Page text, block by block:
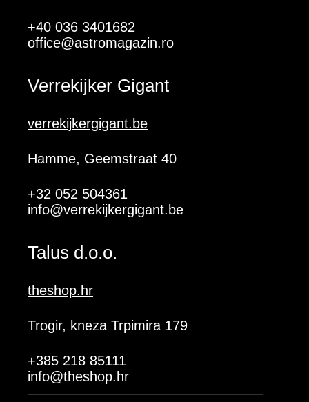
+40 036 3401682
office@astromagazin.ro
Verrekijker Gigant
verrekijkergigant.be
Hamme, Geemstraat 40
+32 052 504361
info@verrekijkergigant.be
Talus d.o.o.
theshop.hr
Trogir, kneza Trpimira 179
+385 218 85111
info@theshop.hr